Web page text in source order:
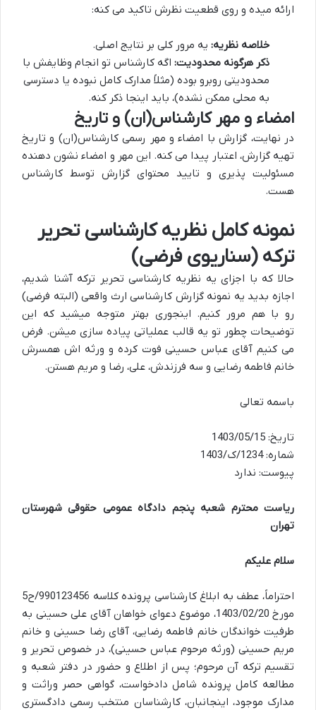
ارائه میده و روی قطعیت نظرش تاکید می کنه:
خلاصه نظریه: یه مرور کلی بر نتایج اصلی.
ذکر هرگونه محدودیت: اگه کارشناس تو انجام وظایفش با
محدودیتی روبرو بوده (مثلاً مدارک کامل نبوده یا دسترسی
به محلی ممکن نشده)، باید اینجا ذکر کنه.
امضاء و مهر کارشناس(ان) و تاریخ
در نهایت، گزارش با امضاء و مهر رسمی کارشناس(ان) و تاریخ
تهیه گزارش، اعتبار پیدا می کنه. این مهر و امضاء نشون دهنده
مسئولیت پذیری و تایید محتوای گزارش توسط کارشناس
هست.
نمونه کامل نظریه کارشناسی تحریر
ترکه (سناریوی فرضی)
حالا که با اجزای یه نظریه کارشناسی تحریر ترکه آشنا شدیم،
اجازه بدید یه نمونه گزارش کارشناسی ارث واقعی (البته فرضی)
رو با هم مرور کنیم. اینجوری بهتر متوجه میشید که این
توضیحات چطور تو یه قالب عملیاتی پیاده سازی میشن. فرض
می کنیم آقای عباس حسینی فوت کرده و ورثه اش همسرش
خانم فاطمه رضایی و سه فرزندش، علی، رضا و مریم هستن.
باسمه تعالی
تاریخ: 1403/05/15
شماره: 1234/ک/1403
پیوست: ندارد
ریاست محترم شعبه پنجم دادگاه عمومی حقوقی شهرستان
تهران
سلام علیکم
احتراماً، عطف به ابلاغ کارشناسی پرونده کلاسه 990123456/ح5
مورخ 1403/02/20، موضوع دعوای خواهان آقای علی حسینی به
طرفیت خواندگان خانم فاطمه رضایی، آقای رضا حسینی و خانم
مریم حسینی (ورثه مرحوم عباس حسینی)، در خصوص تحریر و
تقسیم ترکه آن مرحوم؛ پس از اطلاع و حضور در دفتر شعبه و
مطالعه کامل پرونده شامل دادخواست، گواهی حصر وراثت و
مدارک موجود، اینجانبان، کارشناسان منتخب رسمی دادگستری